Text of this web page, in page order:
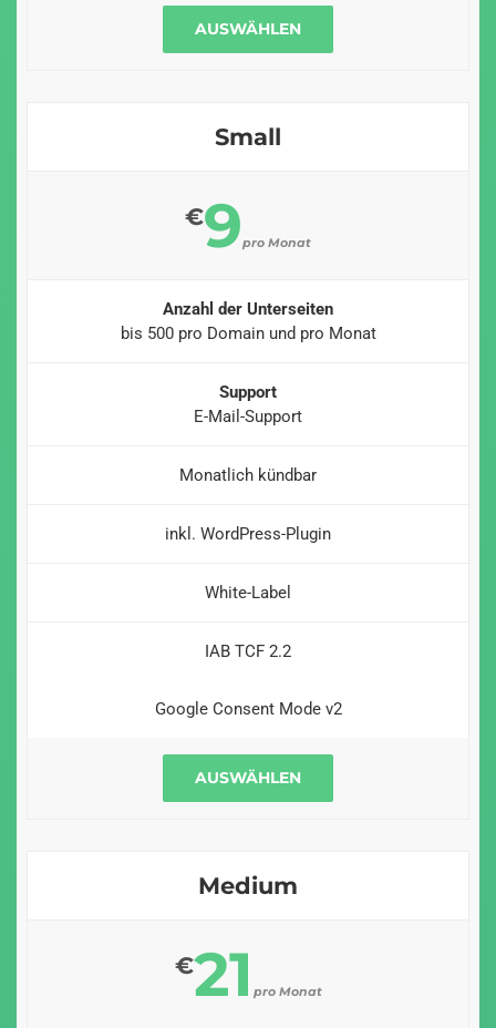
AUSWÄHLEN
Small
€9pro Monat
Anzahl der Unterseiten
bis 500 pro Domain und pro Monat
Support
E-Mail-Support
Monatlich kündbar
inkl. WordPress-Plugin
White-Label
IAB TCF 2.2
Google Consent Mode v2
AUSWÄHLEN
Medium
€21 pro Monat